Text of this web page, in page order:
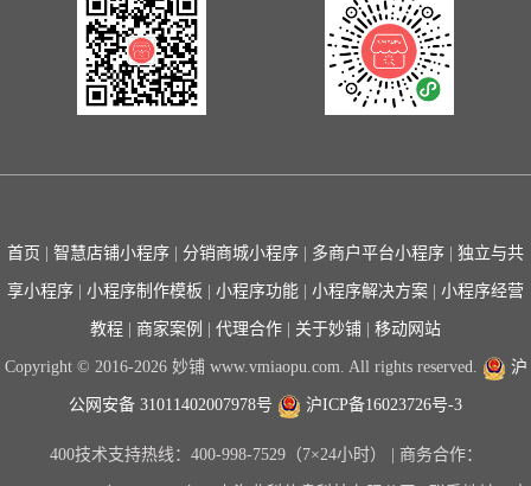
首页 智慧店铺小程序 分销商城小程序 多商户平台小程序 独立与共
享小程序 小程序制作模板 小程序功能 小程序解决方案 小程序经营
教程 商家案例 代理合作 关于妙铺 移动网站
Copyright © 2016-2026 妙铺 www.vmiaopu.com. All rights reserved. 沪
公网安备 31011402007978号 沪ICP备16023726号-3
400技术支持热线：400-998-7529（7×24小时） | 商务合作：